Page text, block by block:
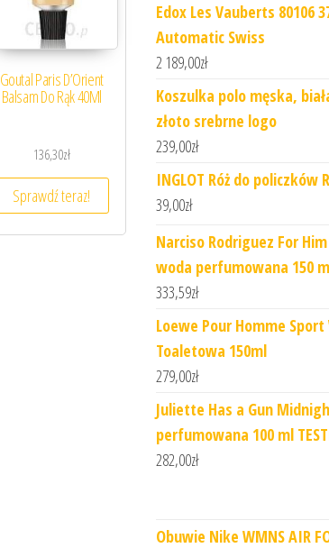
Goutal Paris D’Orient
Balsam Do Rąk 40Ml
136,30zł
Sprawdź teraz!
Edox Les Vauberts 80106
Automatic Swiss
2 189,00zł
Koszulka polo męska,
złoto srebrne logo
239,00zł
INGLOT Róż do policzków
39,00zł
Narciso Rodriguez For
woda perfumowana 150
333,59zł
Loewe Pour Homme Sport
Toaletowa 150ml
279,00zł
Juliette Has a Gun
perfumowana 100 ml
282,00zł
Obuwie Nike WMNS AIR